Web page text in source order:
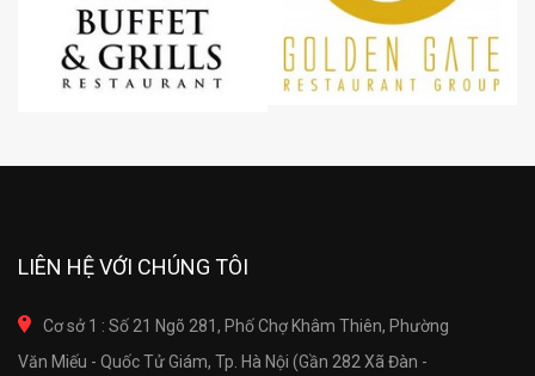
LIÊN HỆ VỚI CHÚNG TÔI
Cơ sở 1 : Số 21 Ngõ 281, Phố Chợ Khâm Thiên, Phường
Văn Miếu - Quốc Tử Giám, Tp. Hà Nội (Gần 282 Xã Đàn -